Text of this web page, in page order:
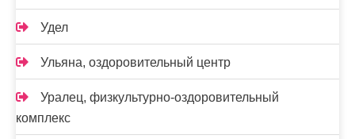
Удел
Ульяна, оздоровительный центр
Уралец, физкультурно-оздоровительный
комплекс